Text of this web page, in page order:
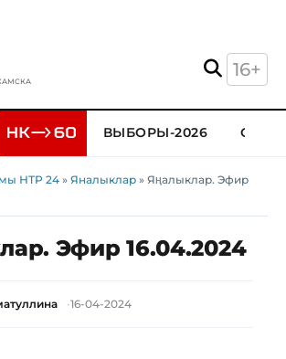
16+
ВЫБОРЫ-2026
НТР 24 » Яналыклар » Яңалыклар. Эфир
Эфир 16.04.2024
16-04-2024